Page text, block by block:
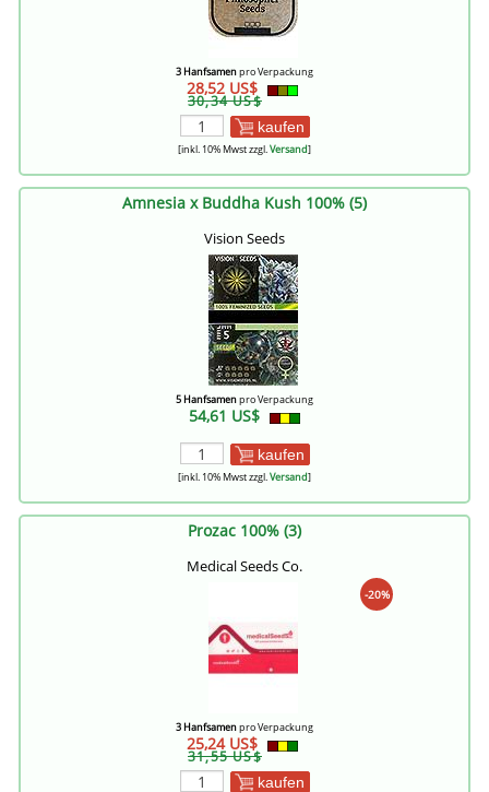
3 Hanfsamenpro Verpackung
28,52 US$
30,34 US$
kaufen
[inkl. 10% Mwst zzgl.Versand]
Amnesia x Buddha Kush 100% (5)
Vision Seeds
5 Hanfsamenpro Verpackung
54,61 US$
kaufen
[inkl. 10% Mwst zzgl.Versand]
Prozac 100% (3)
Medical Seeds Co.
-20%
3 Hanfsamenpro Verpackung
25,24 US$
31,55 US$
kaufen